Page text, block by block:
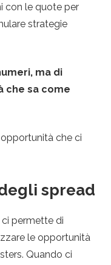
con le quote per
strategie
ma di
che sa come
che ci
spread
ci permette di
le opportunità
Quando ci